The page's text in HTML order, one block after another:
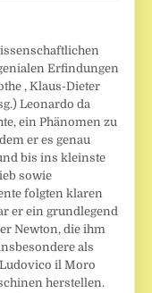
Erfindungen
, Klaus-Dieter
Leonardo da
ein Phänomen zu
er es genau
bis ins kleinste
sowie
folgten klaren
er ein grundlegend
Newton, die ihm
als
il Moro
herstellen.